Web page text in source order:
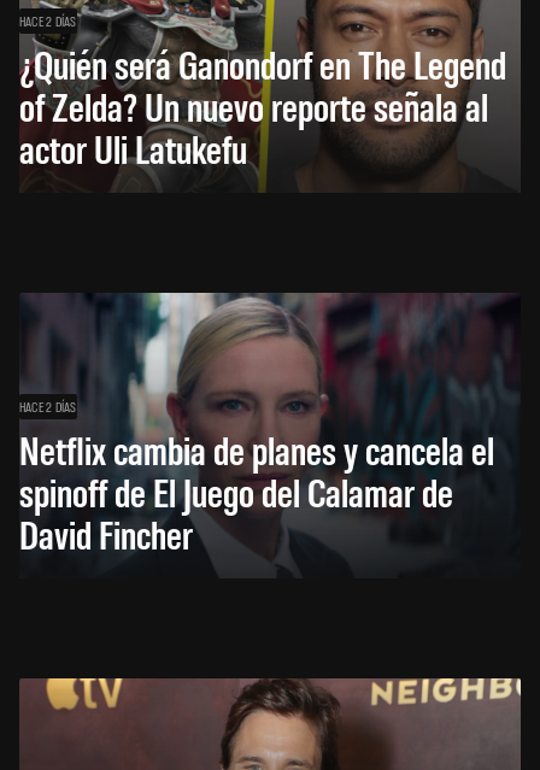
HACE 2 DÍAS
¿Quién será Ganondorf en The Legend
of Zelda? Un nuevo reporte señala al
actor Uli Latukefu
HACE 2 DÍAS
Netflix cambia de planes y cancela el
spinoff de El Juego del Calamar de
David Fincher